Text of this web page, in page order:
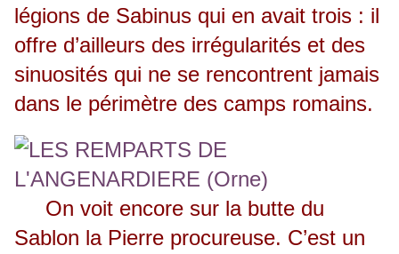
légions de Sabinus qui en avait trois : il
offre d’ailleurs des irrégularités et des
sinuosités qui ne se rencontrent jamais
dans le périmètre des camps romains.
On voit encore sur la butte du
Sablon la Pierre procureuse. C’est un